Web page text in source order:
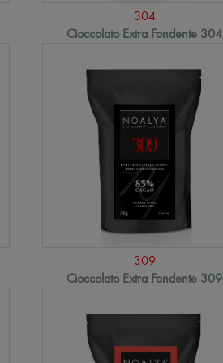
304
Cioccolato Extra Fondente 304
309
Cioccolato Extra Fondente 309